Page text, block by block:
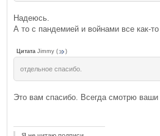
Надеюсь.
А то с пандемией и войнами все как-
Цитата Jimmy ( )
отдельное спасибо.
Это вам спасибо. Всегда смотрю